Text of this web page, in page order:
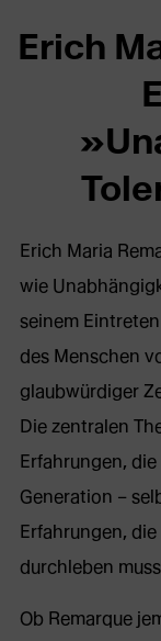
Erich
Erich Maria
wie
seinem
des Menschen
glaubwürdiger
Die zentralen
Erfahrungen,
Generation –
Erfahrungen,
durchleben
Ob Remarque